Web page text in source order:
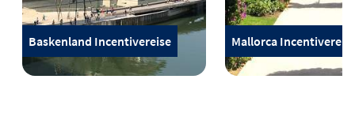
Baskenland Incentivereise Mallorca